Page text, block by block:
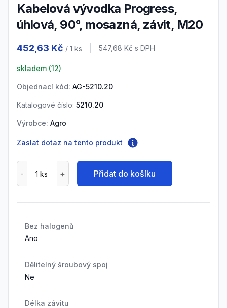
Kabelová vývodka Progress,
úhlová, 90°, mosazná, závit, M20
452,63 Kč / 1 ks Cena s DPH
547,68 Kč s DPH
skladem (12)
Objednací kód: AG-5210.20
Katalogové číslo: 5210.20
Výrobce: Agro
Zaslat dotaz na tento produkt
Přidat do košíku
Bez halogenů
Ano
Dělitelný šroubový spoj
Ne
Délka závitu